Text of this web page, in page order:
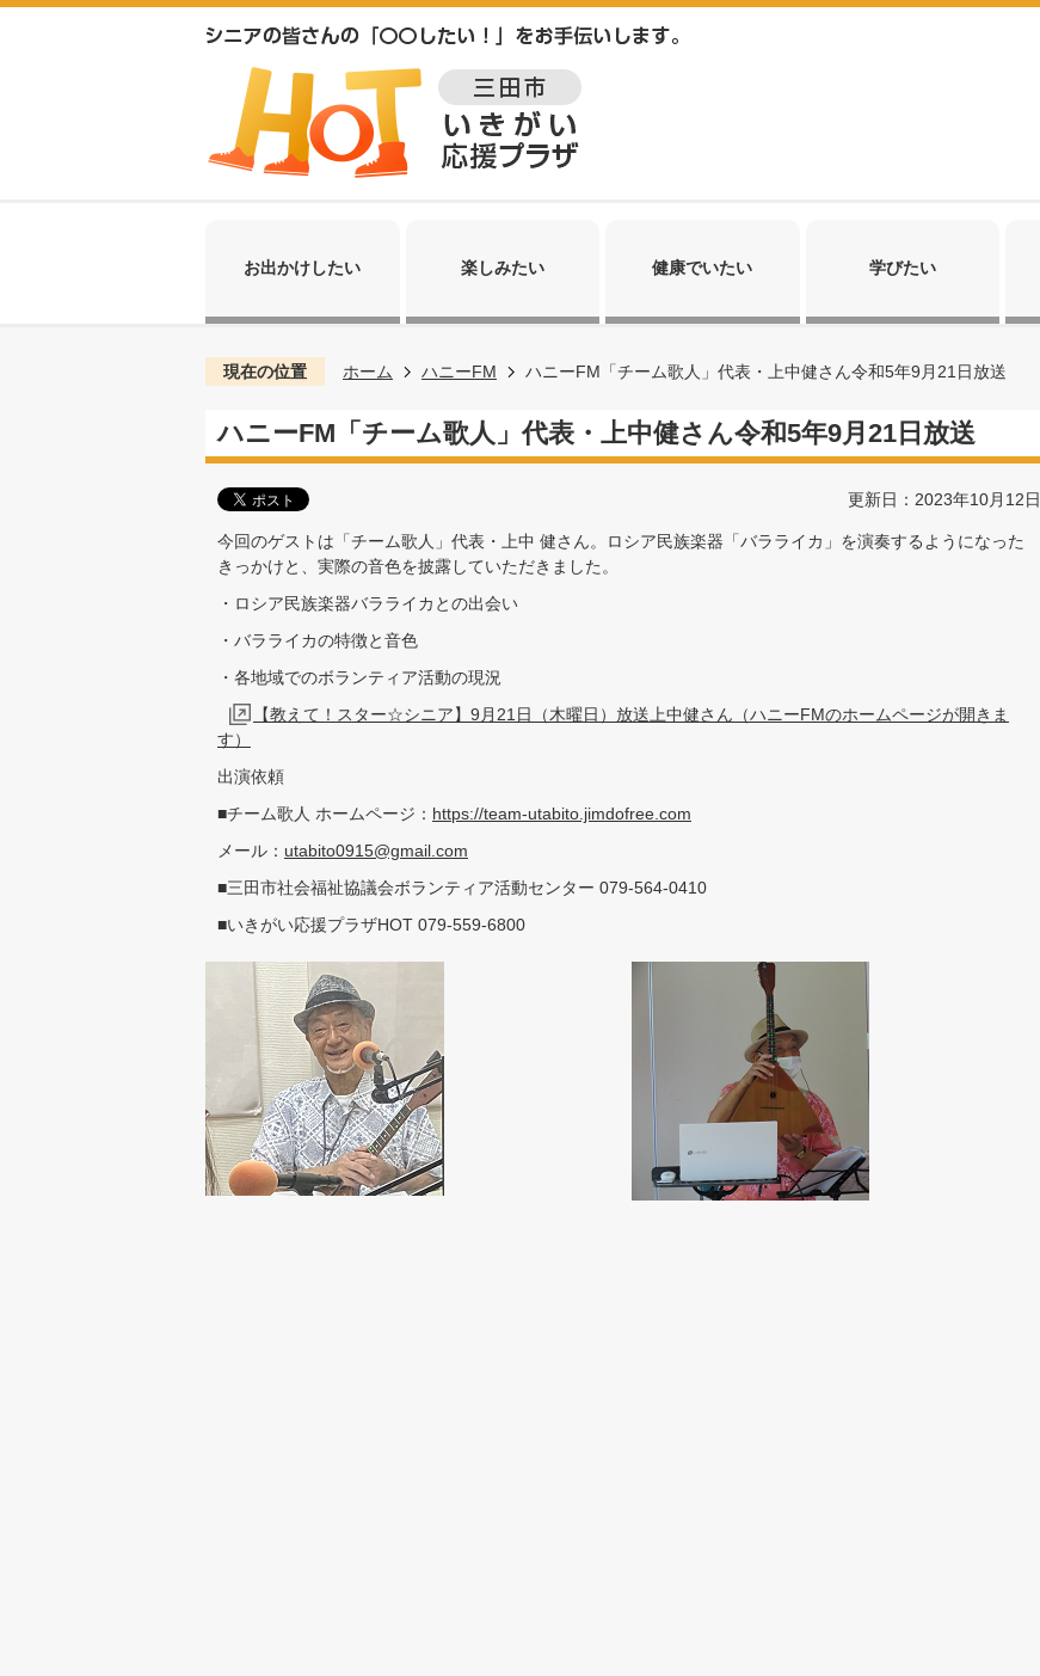
お出かけしたい 楽しみたい 健康でいたい 学びたい
現在の位置 ホーム ハニーFM ハニーFM「チーム歌人」代表・上中健さん令和5年9月21日放送
ハニーFM「チーム歌人」代表・上中健さん令和5年9月21日放送
更新日：2023年10月12日
今回のゲストは「チーム歌人」代表・上中 健さん。ロシア民族楽器「バラライカ」を演奏するようになった
きっかけと、実際の音色を披露していただきました。
・ロシア民族楽器バラライカとの出会い
・バラライカの特徴と音色
・各地域でのボランティア活動の現況
【教えて！スター☆シニア】9月21日（木曜日）放送上中健さん（ハニーFMのホームページが開きま
す）
出演依頼
■チーム歌人 ホームページ： https://team-utabito.jimdofree.com
メール： utabito0915@gmail.com
■三田市社会福祉協議会ボランティア活動センター 079-564-0410
■いきがい応援プラザHOT 079-559-6800